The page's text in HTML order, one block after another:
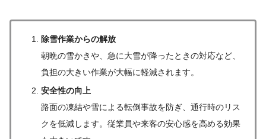
除雪作業からの解放
朝晩の雪かきや、急に大雪が降ったときの対応など、
負担の大きい作業が大幅に軽減されます。
安全性の向上
路面の凍結や雪による転倒事故を防ぎ、通行時のリス
クを低減します。従業員や来客の安心感を高める効果